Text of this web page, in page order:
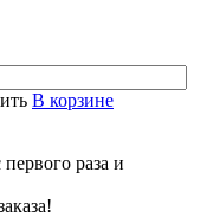
В корзине
раза и